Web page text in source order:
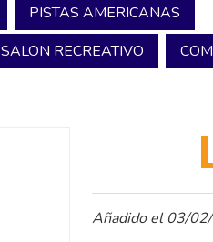
PISTAS AMERICANAS
SALON RECREATIVO
Añadido el 03/